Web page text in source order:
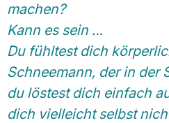
machen?
Kann es sein …
Du fühltest dich
Schneemann, der in der
du löstest dich einfach
dich vielleicht selbst